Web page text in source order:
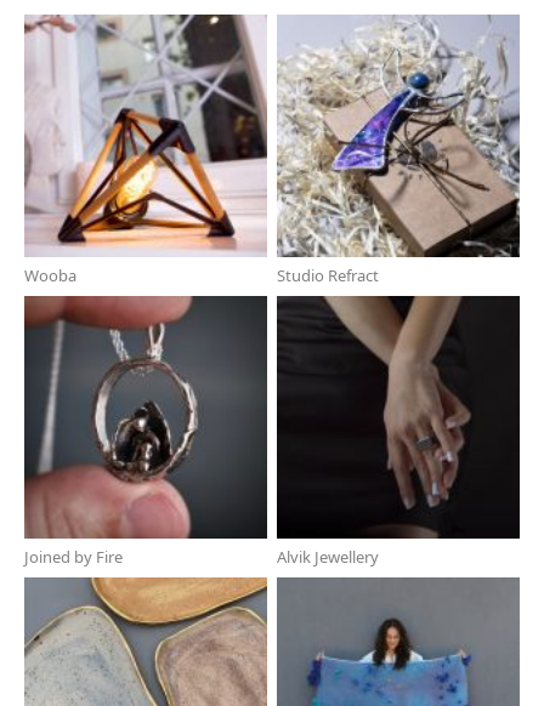
Wooba Studio Refract
Joined by Fire Alvik Jewellery